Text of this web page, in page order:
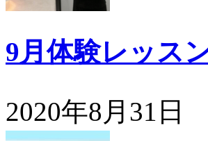
9月体験レッス
2020年8月31日